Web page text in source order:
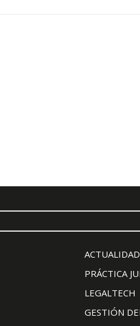
PRÁCTICA
LEGALTECH
GESTIÓN